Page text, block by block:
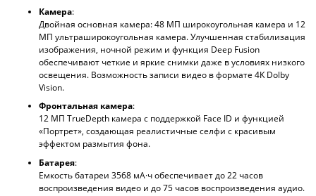
Камера:
Двойная основная камера: 48 МП широкоугольная камера и 12
МП ультраширокоугольная камера. Улучшенная стабилизация
изображения, ночной режим и функция Deep Fusion
обеспечивают четкие и яркие снимки даже в условиях низкого
освещения. Возможность записи видео в формате 4K Dolby
Vision.
Фронтальная камера:
12 МП TrueDepth камера с поддержкой Face ID и функцией
«Портрет», создающая реалистичные селфи с красивым
эффектом размытия фона.
Батарея:
Емкость батареи 3568 мА·ч обеспечивает до 22 часов
воспроизведения видео и до 75 часов воспроизведения аудио.